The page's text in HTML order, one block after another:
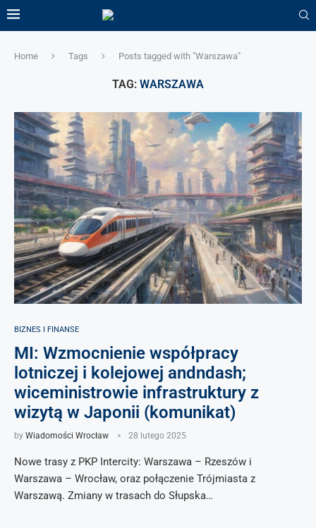
Home Tags Posts tagged with "Warszawa"
TAG: WARSZAWA
BIZNES I FINANSE
MI: Wzmocnienie współpracy
lotniczej i kolejowej andndash;
wiceministrowie infrastruktury z
wizytą w Japonii (komunikat)
by Wiadomości Wrocław 28 lutego 2025
Nowe trasy z PKP Intercity: Warszawa – Rzeszów i
Warszawa – Wrocław, oraz połączenie Trójmiasta z
Warszawą. Zmiany w trasach do Słupska…